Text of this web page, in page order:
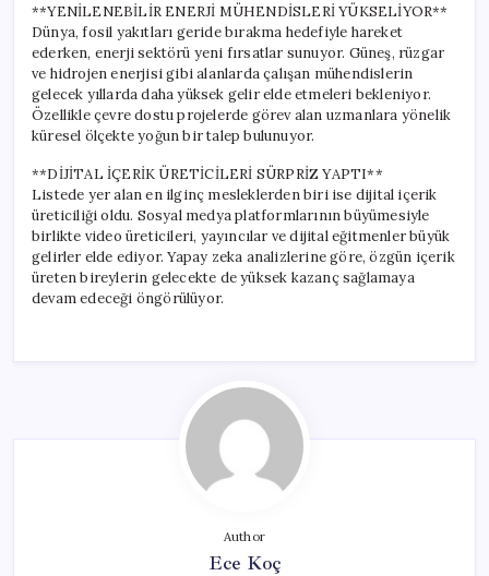
**YENİLENEBİLİR ENERJİ MÜHENDİSLERİ YÜKSELİYOR**
Dünya, fosil yakıtları geride bırakma hedefiyle hareket
ederken, enerji sektörü yeni fırsatlar sunuyor. Güneş, rüzgar
ve hidrojen enerjisi gibi alanlarda çalışan mühendislerin
gelecek yıllarda daha yüksek gelir elde etmeleri bekleniyor.
Özellikle çevre dostu projelerde görev alan uzmanlara yönelik
küresel ölçekte yoğun bir talep bulunuyor.
**DİJİTAL İÇERİK ÜRETİCİLERİ SÜRPRİZ YAPTI**
Listede yer alan en ilginç mesleklerden biri ise dijital içerik
üreticiliği oldu. Sosyal medya platformlarının büyümesiyle
birlikte video üreticileri, yayıncılar ve dijital eğitmenler büyük
gelirler elde ediyor. Yapay zeka analizlerine göre, özgün içerik
üreten bireylerin gelecekte de yüksek kazanç sağlamaya
devam edeceği öngörülüyor.
Author
Ece Koç